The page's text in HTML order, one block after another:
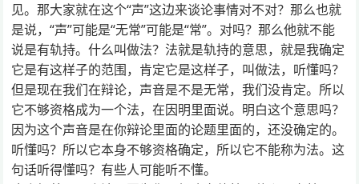
见。那大家就在这个“声”这边来谈论事情对不对？那么也就
是说，“声”可能是“无常”可能是“常”。对吗？那么他就不能
说是有轨持。什么叫做法？法就是轨持的意思，就是我确定
它是有这样子的范围，肯定它是这样子，叫做法，听懂吗？
但是现在我们在辩论，声音是不是无常，我们没肯定。所以
它不够资格成为一个法，在因明里面说。明白这个意思吗？
因为这个声音是在你辩论里面的论题里面的，还没确定的。
听懂吗？所以它本身不够资格确定，所以它不能称为法。这
句话听得懂吗？有些人可能听不懂。